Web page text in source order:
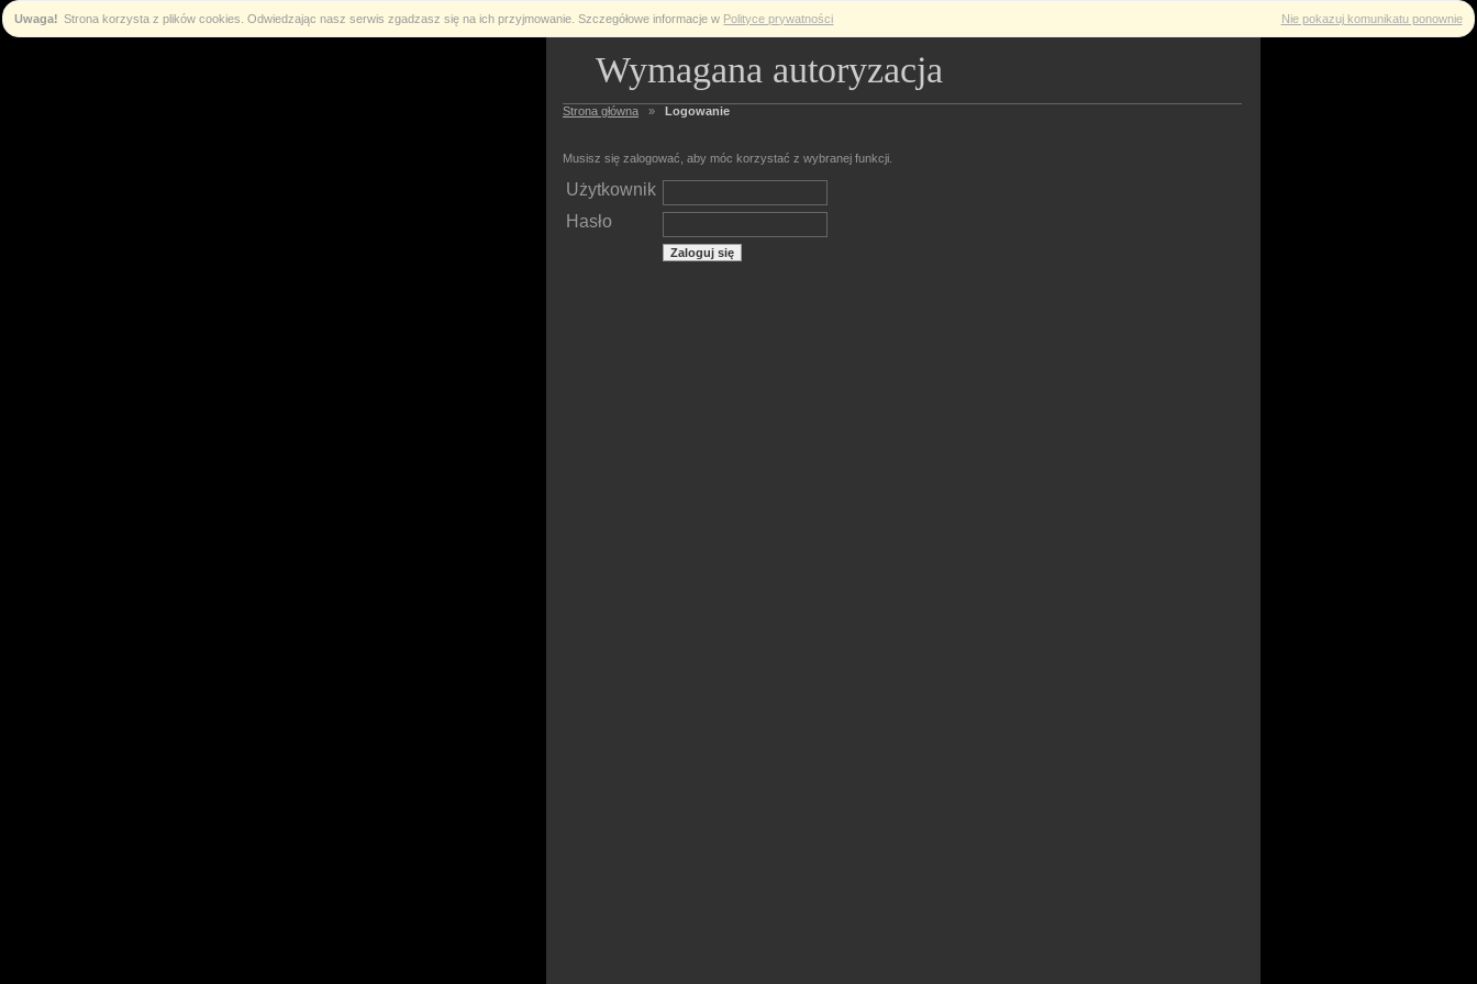
Uwaga! Strona korzysta z plików cookies. Odwiedzając nasz serwis zgadzasz się na ich przyjmowanie. Szczegółowe informacje w Polityce prywatności Nie pokazuj komunikatu ponownie
Wymagana autoryzacja
Strona główna » Logowanie
Musisz się zalogować, aby móc korzystać z wybranej funkcji.
Użytkownik
Hasło